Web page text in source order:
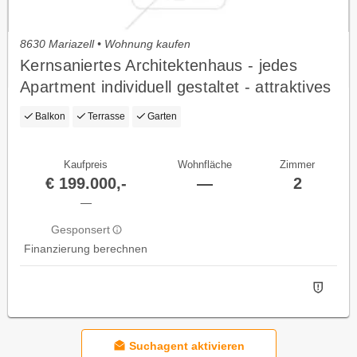
8630 Mariazell • Wohnung kaufen
Kernsaniertes Architektenhaus - jedes
Apartment individuell gestaltet - attraktives
Renditepotenzial - oder einfach selber
Balkon Terrasse Garten
Kaufpreis
€ 199.000,-
—
Gesponsert
Finanzierung berechnen
Wohnfläche
—
Zimmer
2
Suchagent aktivieren